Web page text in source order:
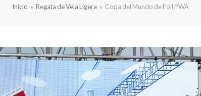
Inicio » Regata de Vela Ligera » Copa del Mundo de Foil PWA